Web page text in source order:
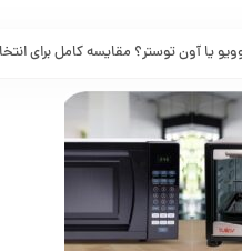
یا آون توستر؟ مقایسه کامل برای